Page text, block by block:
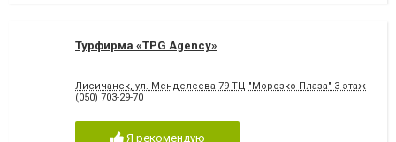
Турфирма «TPG Agency»
Лисичанск, ул. Менделеева 79 ТЦ "Морозко Плаза" 3 этаж
(050) 703-29-70
Я рекомендую